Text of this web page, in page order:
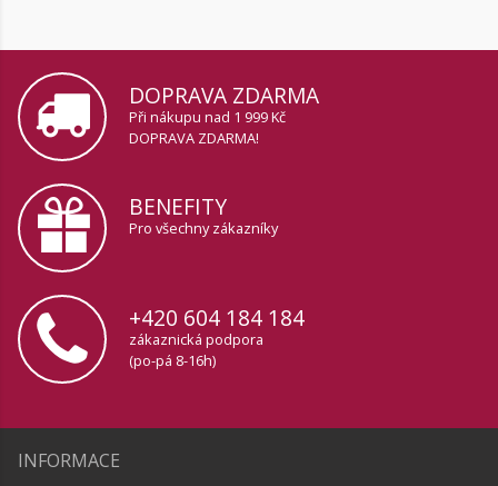
DOPRAVA ZDARMA
Při nákupu nad 1 999 Kč
DOPRAVA ZDARMA!
BENEFITY
Pro všechny zákazníky
+420 604 184 184
zákaznická podpora
(po-pá 8-16h)
INFORMACE